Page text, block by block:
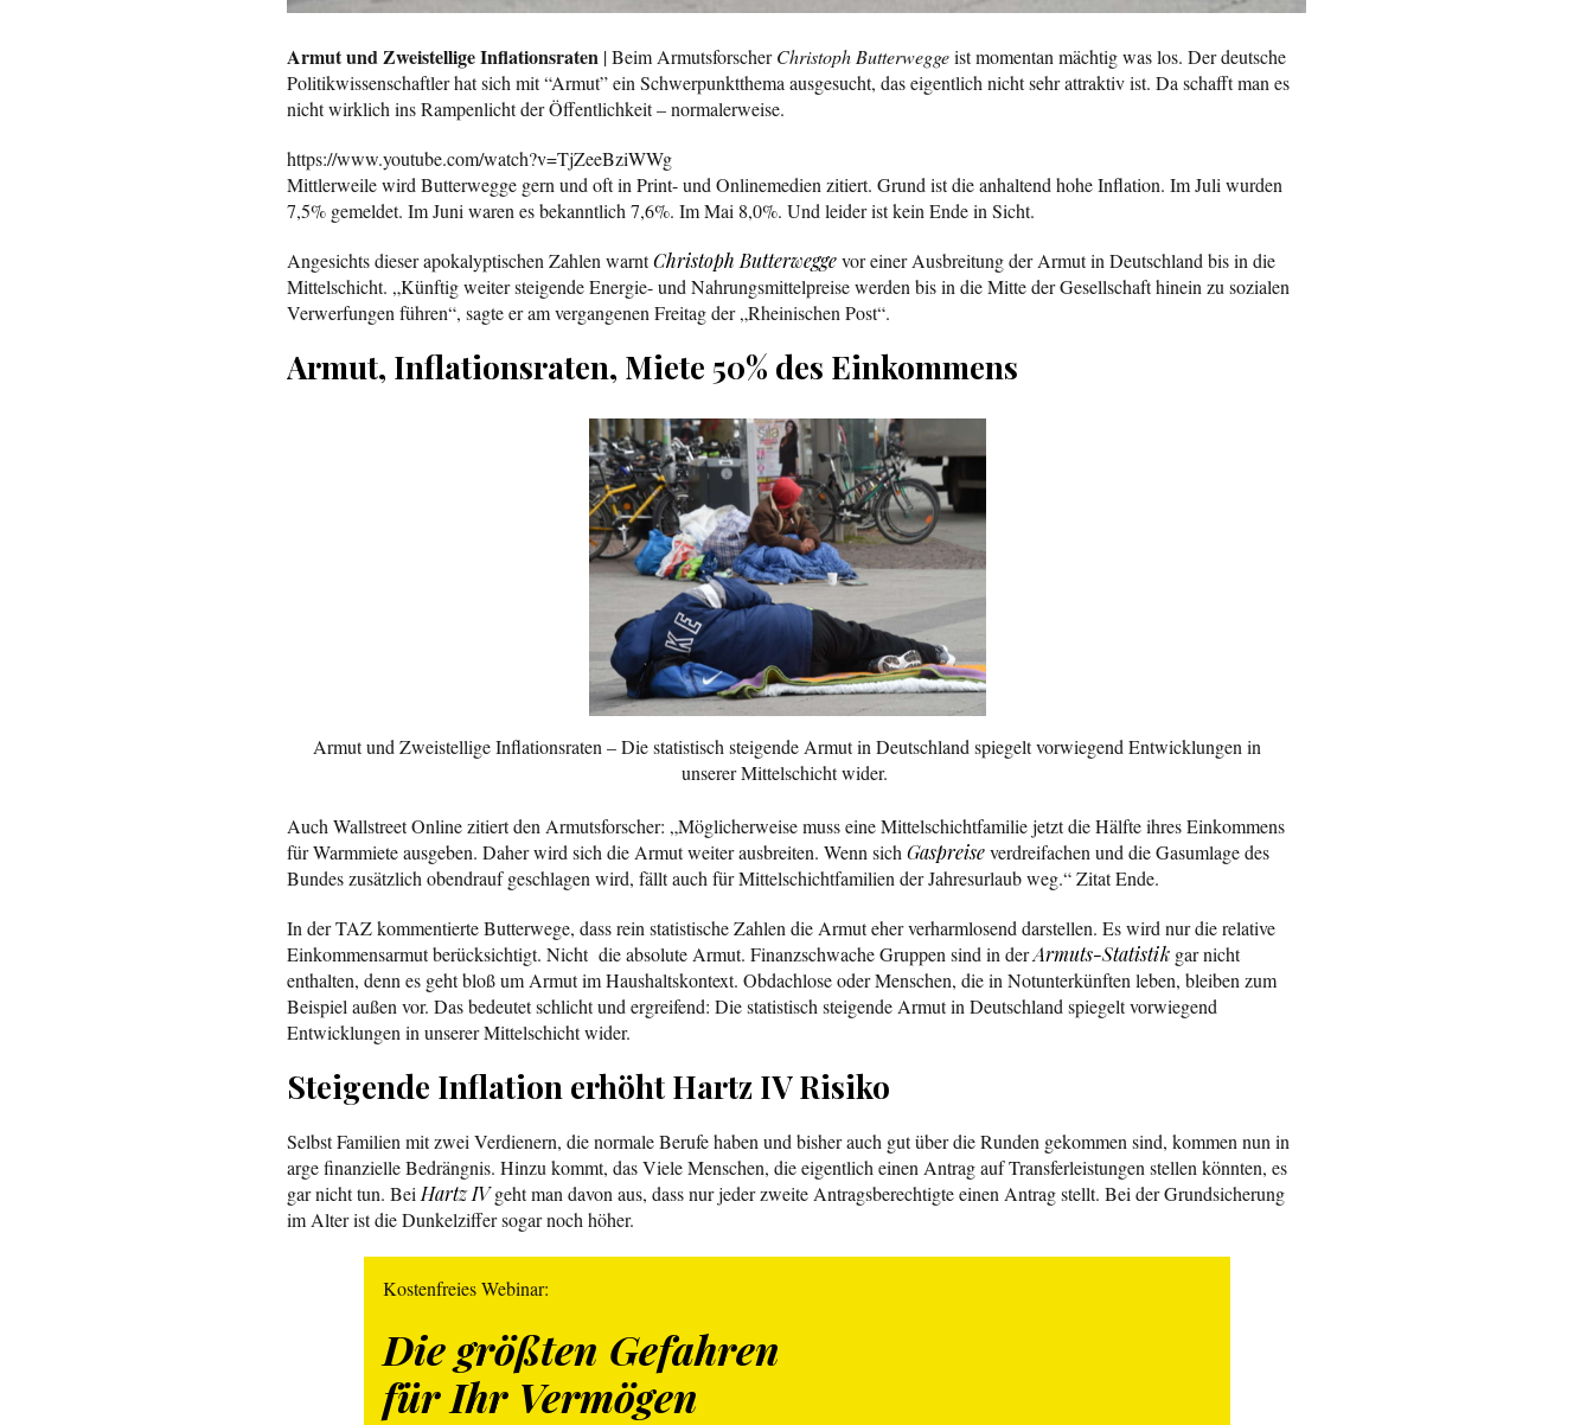
Armut und Zweistellige Inflationsraten | Beim ArmutsforscherChristoph Butterweggeist momentan mächtig was los. Der deutsche
Politikwissenschaftler hat sich mit “Armut” ein Schwerpunktthema ausgesucht, das eigentlich nicht sehr attraktiv ist. Da schafft man es
nicht wirklich ins Rampenlicht der Öffentlichkeit – normalerweise.
https://www.youtube.com/watch?v=TjZeeBziWWg
Mittlerweile wird Butterwegge gern und oft in Print- und Onlinemedien zitiert. Grund ist die anhaltend hohe Inflation. Im Juli wurden
7,5% gemeldet. Im Juni waren es bekanntlich 7,6%. Im Mai 8,0%. Und leider ist kein Ende in Sicht.
Angesichts dieser apokalyptischen Zahlen warntChristoph Butterweggevor einer Ausbreitung der Armut in Deutschland bis in die
Mittelschicht. „Künftig weiter steigende Energie- und Nahrungsmittelpreise werden bis in die Mitte der Gesellschaft hinein zu sozialen
Verwerfungen führen“, sagte er am vergangenen Freitag der „Rheinischen Post“.
Armut, Inflationsraten, Miete 50% des Einkommens
Armut und Zweistellige Inflationsraten – Die statistisch steigende Armut in Deutschland spiegelt vorwiegend Entwicklungen in
unserer Mittelschicht wider.
Auch Wallstreet Online zitiert den Armutsforscher: „Möglicherweise muss eine Mittelschichtfamilie jetzt die Hälfte ihres Einkommens
für Warmmiete ausgeben. Daher wird sich die Armut weiter ausbreiten. Wenn sich Gaspreiseverdreifachen und die Gasumlage des
Bundes zusätzlich obendrauf geschlagen wird, fällt auch für Mittelschichtfamilien der Jahresurlaub weg.“ Zitat Ende.
In der TAZ kommentierte Butterwege, dass rein statistische Zahlen die Armut eher verharmlosend darstellen. Es wird nur die relative
Einkommensarmut berücksichtigt. Nicht die absolute Armut. Finanzschwache Gruppen sind in derArmuts-Statistik gar nicht
enthalten, denn es geht bloß um Armut im Haushaltskontext. Obdachlose oder Menschen, die in Notunterkünften leben, bleiben zum
Beispiel außen vor. Das bedeutet schlicht und ergreifend: Die statistisch steigende Armut in Deutschland spiegelt vorwiegend
Entwicklungen in unserer Mittelschicht wider.
Steigende Inflation erhöht Hartz IV Risiko
Selbst Familien mit zwei Verdienern, die normale Berufe haben und bisher auch gut über die Runden gekommen sind, kommen nun in
arge finanzielle Bedrängnis. Hinzu kommt, das Viele Menschen, die eigentlich einen Antrag auf Transferleistungen stellen könnten, es
gar nicht tun. Bei Hartz IVgeht man davon aus, dass nur jeder zweite Antragsberechtigte einen Antrag stellt. Bei der Grundsicherung
im Alter ist die Dunkelziffer sogar noch höher.
Kostenfreies Webinar:
Die größten Gefahren
für Ihr Vermögen